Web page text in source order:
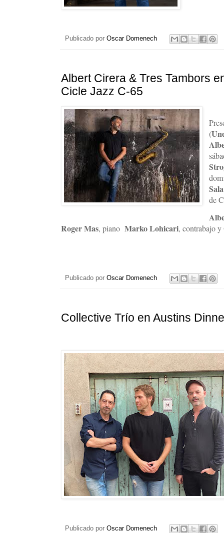
Publicado por Oscar Domenech
Albert Cirera & Tres Tambors
Cicle Jazz C-65
(
de
Roger Mas, piano Marko Lohicari, contrabajo y
Publicado por Oscar Domenech
Collective Trío en Austins
Publicado por Oscar Domenech